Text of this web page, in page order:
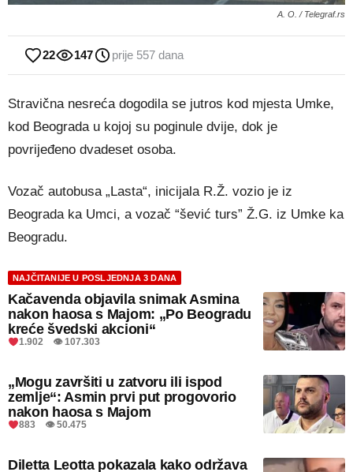
A. O. / Telegraf.rs
22 147 prije 557 dana
Stravična nesreća dogodila se jutros kod mjesta Umke,
kod Beograda u kojoj su poginule dvije, dok je
povrijeđeno dvadeset osoba.
Vozač autobusa „Lasta“, inicijala R.Ž. vozio je iz
Beograda ka Umci, a vozač “šević turs” Ž.G. iz Umke ka
Beogradu.
NAJČITANIJE U POSLJEDNJA 3 DANA
Kačavenda objavila snimak Asmina
nakon haosa s Majom: „Po Beogradu
kreće švedski akcioni“
1.902 👁 107.303
„Mogu završiti u zatvoru ili ispod
zemlje“: Asmin prvi put progovorio
nakon haosa s Majom
883 👁 50.475
Diletta Leotta pokazala kako održava